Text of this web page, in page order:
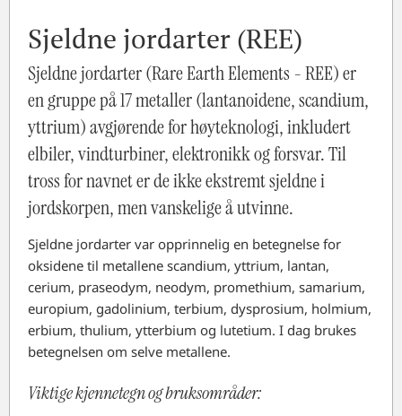
Sjeldne jordarter (REE)
Sjeldne jordarter (Rare Earth Elements - REE) er
en gruppe på 17 metaller (lantanoidene, scandium,
yttrium) avgjørende for høyteknologi, inkludert
elbiler, vindturbiner, elektronikk og forsvar. Til
tross for navnet er de ikke ekstremt sjeldne i
jordskorpen, men vanskelige å utvinne.
Sjeldne jordarter var opprinnelig en betegnelse for
oksidene til metallene scandium, yttrium, lantan,
cerium, praseodym, neodym, promethium, samarium,
europium, gadolinium, terbium, dysprosium, holmium,
erbium, thulium, ytterbium og lutetium. I dag brukes
betegnelsen om selve metallene.
Viktige kjennetegn og bruksområder: